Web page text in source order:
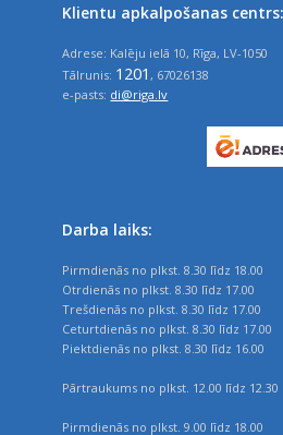
Klientu apkalpošanas centrs:
Adrese: Kalēju ielā 10, Rīga, LV-1050
Tālrunis: 1201 , 67026138
e-pasts: di@riga.lv
Darba laiks:
Pirmdienās no plkst. 8.30 līdz 18.00
Otrdienās no plkst. 8.30 līdz 17.00
Trešdienās no plkst. 8.30 līdz 17.00
Ceturtdienās no plkst. 8.30 līdz 17.00
Piektdienās no plkst. 8.30 līdz 16.00
Pārtraukums no plkst. 12.00 līdz 12.30
Pirmdienās no plkst. 9.00 līdz 18.00